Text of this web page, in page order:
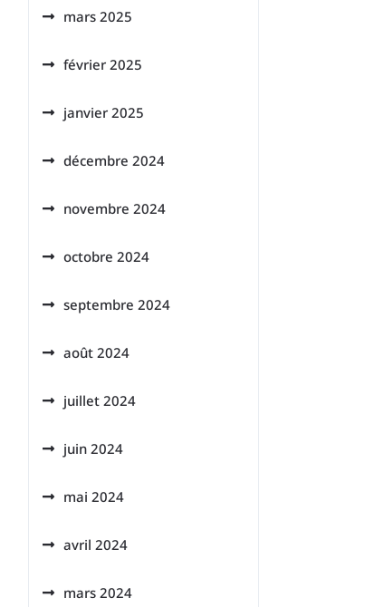
mars 2025
février 2025
janvier 2025
décembre 2024
novembre 2024
octobre 2024
septembre 2024
août 2024
juillet 2024
juin 2024
mai 2024
avril 2024
mars 2024